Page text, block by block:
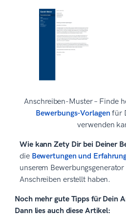
Anschreiben-Muster – Finde
Bewerbungs-Vorlagen für
verwenden
Wie kann Zety Dir bei Deiner
die Bewertungen und
unserem
Anschreiben erstellt haben.
Noch mehr gute Tipps für Dein
Dann lies auch diese Artikel: